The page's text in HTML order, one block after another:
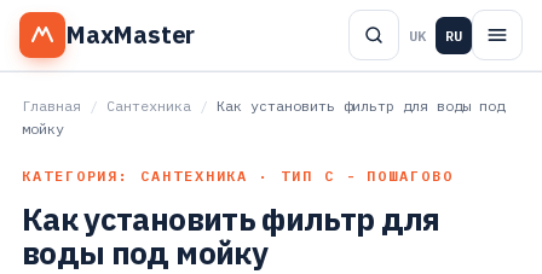
MaxMaster UK RU
Главная / Сантехника / Как установить фильтр для воды под
мойку
КАТЕГОРИЯ: САНТЕХНИКА · ТИП С - ПОШАГОВО
Как установить фильтр для
воды под мойку